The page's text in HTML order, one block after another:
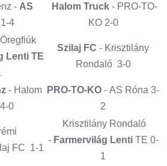
- AS
1-4
Halom Truck- PRO-TO-
KO 2-0
Lenti TE
Szilaj FC - Krisztilány
Rondaló 3-0
- Halom
0
PRO-TO-KO - AS Róna 3-
2
FC 1-1
Krisztilány Rondaló
- Farmervilág LentiTE 0-
1